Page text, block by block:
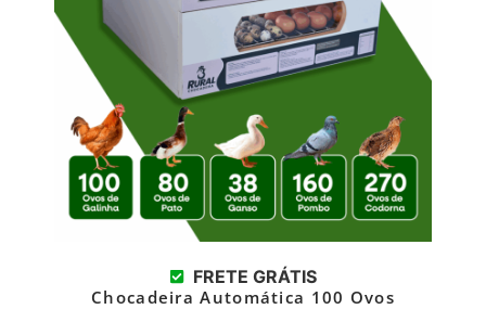
FRETE GRÁTIS
Chocadeira Automática 100 Ovos